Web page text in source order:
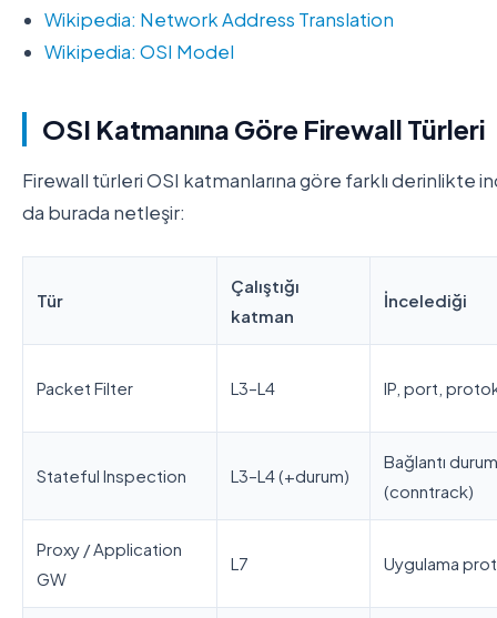
Wikipedia: Network Address Translation
Wikipedia: OSI Model
OSI Katmanına Göre Firewall Türleri
Firewall türleri OSI katmanlarına göre farklı derinlikte
da burada netleşir:
Tür
Çalıştığı
katman
İncelediği
Packet Filter L3–L4 IP, port,
Stateful Inspection L3–L4 (+durum)
Bağlantı
(conntrack)
Proxy / Application
GW
L7 Uygulama